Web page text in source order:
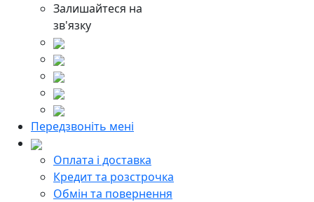
Залишайтеся на
зв'язку
Передзвоніть мені
Оплата і доставка
Кредит та розстрочка
Обмін та повернення